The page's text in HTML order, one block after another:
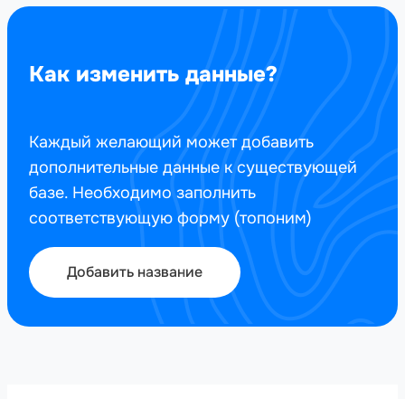
Как изменить данные?
Каждый желающий может добавить
дополнительные данные к существующей
базе. Необходимо заполнить
соответствующую форму (топоним)
Добавить название